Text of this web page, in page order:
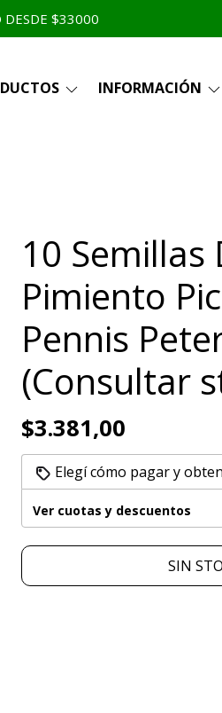
DESDE $33000
INFORMACIÓN
10 Semillas
Pimiento
Pennis
(Consultar
$3.381,00
Elegí cómo pagar y
Ver cuotas y descuentos
SIN